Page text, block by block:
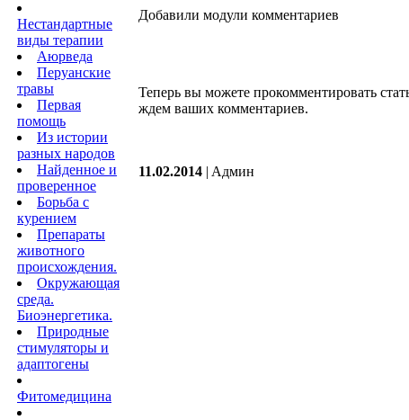
Нестандартные
виды терапии
Аюрведа
Перуанские
травы
Первая
помощь
Из истории
разных народов
Найденное и
проверенное
Борьба с
курением
Препараты
животного
происхождения.
Окружающая
среда.
Биоэнергетика.
Природные
стимуляторы и
адаптогены
Фитомедицина
Добавили модули комментариев
Теперь вы можете прокомментировать
ждем ваших комментариев.
11.02.2014 | Aдмин